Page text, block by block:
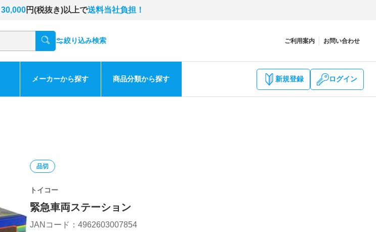
30,000円(税抜き)以上で送料当社負担！
絞り込み検索 ご利用案内 お問い合わせ
メーカーから探す 商品分類から探す 新規登録 ログイン
品切
トイコー
緊急車両ステーション
JANコード：4962603007854